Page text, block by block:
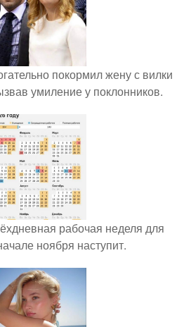
покормил жену с вилки
умиление у поклонников.
рабочая неделя для
ноября наступит.